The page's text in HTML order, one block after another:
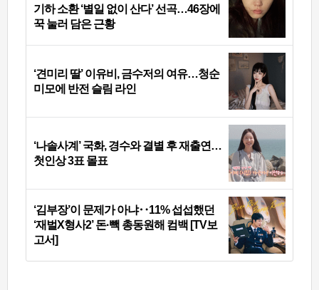
기하 소환 ‘별일 없이 산다’ 선곡…46장에
꾹 눌러 담은 근황
‘견미리 딸’ 이유비, 금수저의 여유…청순
미모에 반전 슬림 라인
‘나솔사계’ 국화, 경수와 결별 후 재출연…
첫인상 3표 몰표
‘김부장’이 문제가 아냐‥11% 섭섭했던
‘재벌X형사2’ 돈·빽 총동원해 컴백 [TV보
고서]